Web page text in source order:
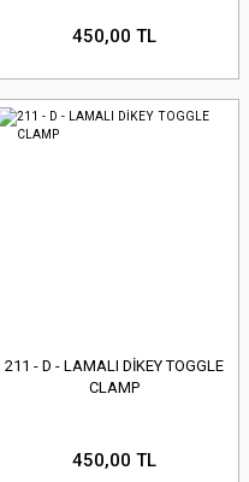
450,00 TL
211 - D - LAMALI DİKEY TOGGLE
CLAMP
450,00 TL